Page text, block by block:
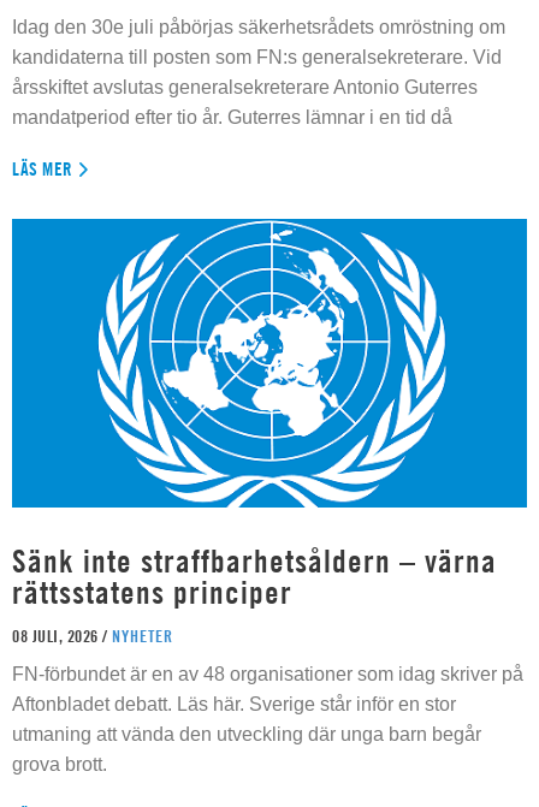
Idag den 30e juli påbörjas säkerhetsrådets omröstning om
kandidaterna till posten som FN:s generalsekreterare. Vid
årsskiftet avslutas generalsekreterare Antonio Guterres
mandatperiod efter tio år. Guterres lämnar i en tid då
LÄS MER
Sänk inte straffbarhetsåldern – värna
rättsstatens principer
08 JULI, 2026 / NYHETER
FN-förbundet är en av 48 organisationer som idag skriver på
Aftonbladet debatt. Läs här. Sverige står inför en stor
utmaning att vända den utveckling där unga barn begår
grova brott.